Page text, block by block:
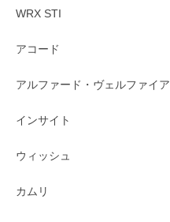
WRX STI
アコード
アルファード・ヴェルファイア
インサイト
ウィッシュ
カムリ